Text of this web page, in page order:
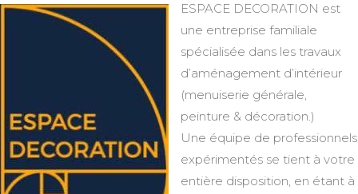
ESPACE DECORATION est
une entreprise familiale
spécialisée dans les travaux
d’aménagement d’intérieur
(menuiserie générale,
peinture & décoration.)
Une équipe de professionnels
expérimentés se tient à votre
entière disposition, en étant à